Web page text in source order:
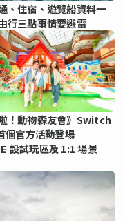
、住宿、遊覽船資料一
行三點事情要避雷
！動物森友會》Switch
個官方活動登場
設試玩區及 1:1 場景